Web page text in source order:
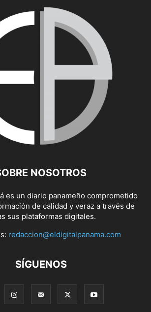
NOSOTROS
es un diario panameño comprometido
de calidad y veraz a través de
sus plataformas digitales.
redaccion@eldigitalpanama.com
SÍGUENOS